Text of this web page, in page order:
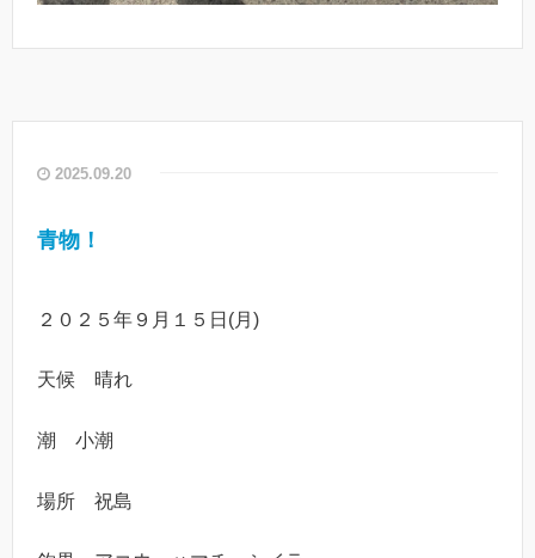
2025.09.20
青物！
２０２５年９月１５日(月)
天候 晴れ
潮 小潮
場所 祝島